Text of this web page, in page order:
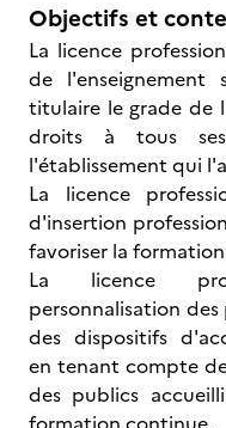
Objectifs et
La licence
de
titulaire le grade de
droits à tous
l'établissement qui
La licence
d'insertion
favoriser la
La licence
personnalisation
des dispositifs
en tenant compte
des publics